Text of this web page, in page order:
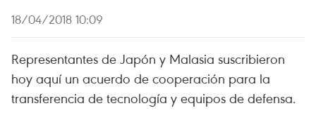
18/04/2018 10:09
Representantes de Japón y Malasia suscribieron
hoy aquí un acuerdo de cooperación para la
transferencia de tecnología y equipos de defensa.